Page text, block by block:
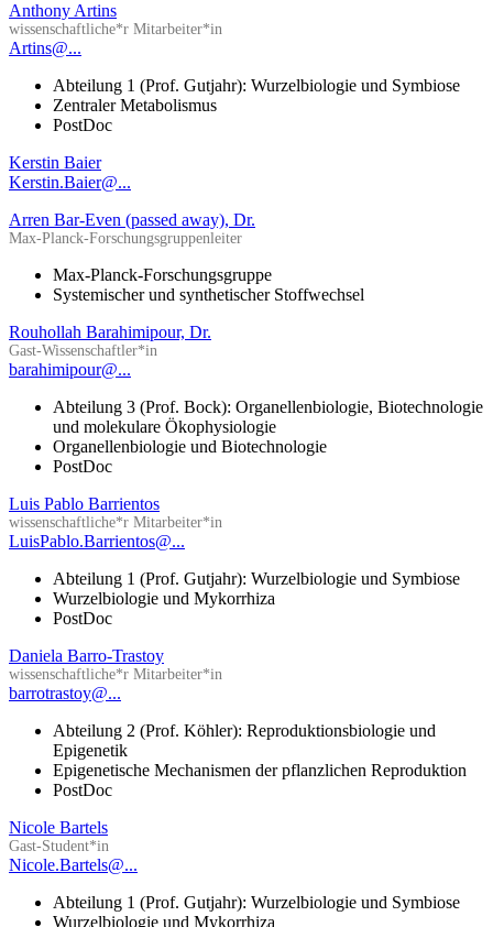
Anthony Artins
wissenschaftliche*r Mitarbeiter*in
Artins@...
Abteilung 1 (Prof. Gutjahr): Wurzelbiologie und Symbiose
Zentraler Metabolismus
PostDoc
Kerstin Baier
Kerstin.Baier@...
Arren Bar-Even (passed away), Dr.
Max-Planck-Forschungsgruppenleiter
Max-Planck-Forschungsgruppe
Systemischer und synthetischer Stoffwechsel
Rouhollah Barahimipour, Dr.
Gast-Wissenschaftler*in
barahimipour@...
Abteilung 3 (Prof. Bock): Organellenbiologie, Biotechnologie
und molekulare Ökophysiologie
Organellenbiologie und Biotechnologie
PostDoc
Luis Pablo Barrientos
wissenschaftliche*r Mitarbeiter*in
LuisPablo.Barrientos@...
Abteilung 1 (Prof. Gutjahr): Wurzelbiologie und Symbiose
Wurzelbiologie und Mykorrhiza
PostDoc
Daniela Barro-Trastoy
wissenschaftliche*r Mitarbeiter*in
barrotrastoy@...
Abteilung 2 (Prof. Köhler): Reproduktionsbiologie und
Epigenetik
Epigenetische Mechanismen der pflanzlichen Reproduktion
PostDoc
Nicole Bartels
Gast-Student*in
Nicole.Bartels@...
Abteilung 1 (Prof. Gutjahr): Wurzelbiologie und Symbiose
Wurzelbiologie und Mykorrhiza